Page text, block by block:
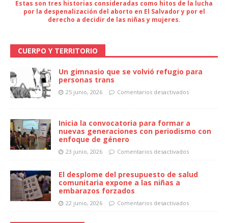
Estas son tres historias consideradas como hitos de la lucha
por la despenalización del aborto en El Salvador y por el
derecho a decidir de las niñas y mujeres.
CUERPO Y TERRITORIO
Un gimnasio que se volvió refugio para
personas trans
25 junio, 2026 Comentarios desactivados
Inicia la convocatoria para formar a
nuevas generaciones con periodismo con
enfoque de género
23 junio, 2026 Comentarios desactivados
El desplome del presupuesto de salud
comunitaria expone a las niñas a
embarazos forzados
22 junio, 2026 Comentarios desactivados